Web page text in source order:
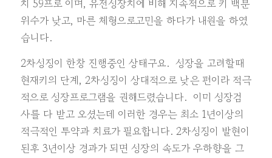
치 59프로 이며, 유전성장치에 비해 지속적으로 키 백분
위수가 낮고, 마른 체형으로고민을 하다가 내원을 하였
습니다.
2차성징이 한창 진행중인 상태구요. 성장을 고려할때
현재키의 단계, 2차성징이 상대적으로 낮은 편이라 적극
적으로 성장프로그램을 권해드렸습니다. 이미 성장검
사를 다 받고 오셨는데 이러한 경우는 최소 1년이상의
적극적인 투약과 치료가 필요합니다. 2차성징이 발현이
된후 3년이상 경과가 되면 성장의 속도가 우하향을 그